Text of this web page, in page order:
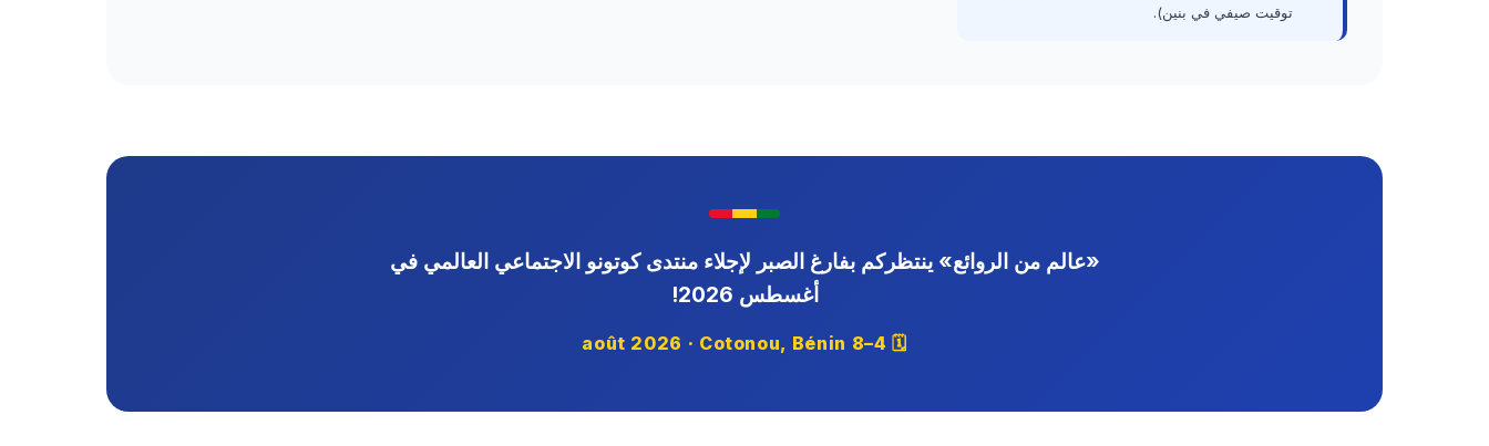
توقيت صيفي في بنين).
«عالم من الروائع» ينتظركم بفارغ الصبر لإجلاء منتدى كوتونو الاجتماعي العالمي في
أغسطس 2026!
🗓 4–8 août 2026 · Cotonou, Bénin